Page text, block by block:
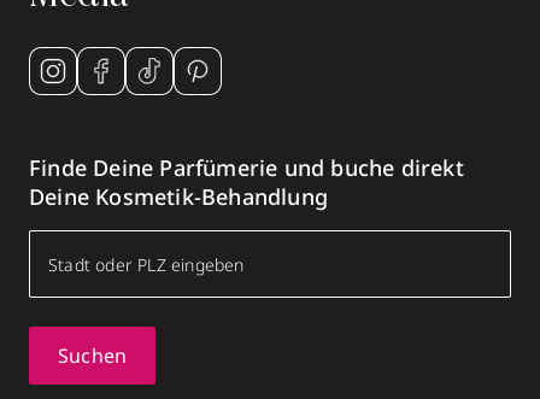
Finde Deine Parfümerie und buche direkt
Deine Kosmetik-Behandlung
Suchen